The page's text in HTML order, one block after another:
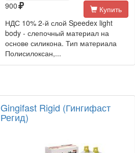
900
Купить
НДС 10% 2-й слой Speedex light
body - слепочный материал на
основе силикона. Тип материала
Полисилоксан,...
Gingifast Rigid (Гингифаст
Регид)